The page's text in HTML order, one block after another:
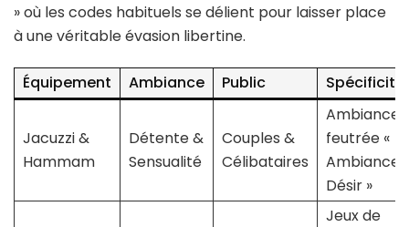
» où les codes habituels se délient pour laisser place
à une véritable évasion libertine.
Équipement Ambiance Public
Jacuzzi &
Hammam
Détente &
Sensualité
Couples &
Célibataires
Ambiance
feutrée «
Ambiance
Désir »
Jeux de